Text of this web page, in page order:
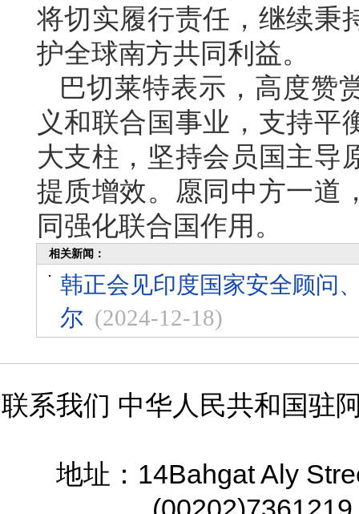
将切实履行责任，继续秉
护全球南方共同利益。
巴切莱特表示，高度赞
义和联合国事业，支持平
大支柱，坚持会员国主导
提质增效。愿同中方一道
同强化联合国作用。
相关新闻：
韩正会见印度国家安全顾问
尔 (2024-12-18)
联系我们 中华人民共和国驻
地址： 14Bahgat Aly